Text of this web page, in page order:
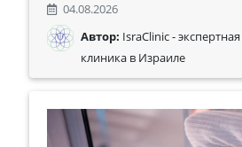
04.08.2026
Автор: IsraClinic -
клиника в Израиле